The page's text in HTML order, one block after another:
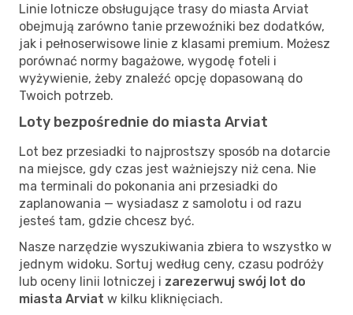
Linie lotnicze obsługujące trasy do miasta Arviat
obejmują zarówno tanie przewoźniki bez dodatków,
jak i pełnoserwisowe linie z klasami premium. Możesz
porównać normy bagażowe, wygodę foteli i
wyżywienie, żeby znaleźć opcję dopasowaną do
Twoich potrzeb.
Loty bezpośrednie do miasta Arviat
Lot bez przesiadki to najprostszy sposób na dotarcie
na miejsce, gdy czas jest ważniejszy niż cena. Nie
ma terminali do pokonania ani przesiadki do
zaplanowania — wysiadasz z samolotu i od razu
jesteś tam, gdzie chcesz być.
Nasze narzędzie wyszukiwania zbiera to wszystko w
jednym widoku. Sortuj według ceny, czasu podróży
lub oceny linii lotniczej i zarezerwuj swój lot do
miasta Arviat w kilku kliknięciach.